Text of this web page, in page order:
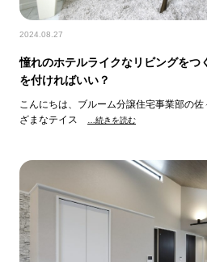
2024.08.27
憧れのホテルライクなリビングをつ
を付ければいい？
こんにちは、ブルーム分譲住宅事業部の
ざまなテイス
…続きを読む